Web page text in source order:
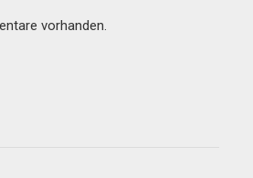
vorhanden.